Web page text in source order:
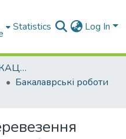
Statistics Log In
ВИПУСКНІ КВАЛІФІКАЦІЙНІ РОБОТИ
Бакалаврські роботи